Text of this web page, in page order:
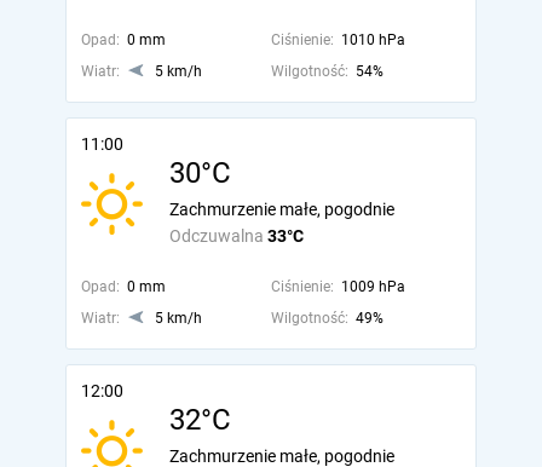
Opad: 0 mm Ciśnienie: 1010 hPa
Wiatr:
5 km/h Wilgotność: 54%
11:00
30°C
Odczuwalna 33°C
Zachmurzenie małe, pogodnie
Opad: 0 mm Ciśnienie: 1009 hPa
Wiatr:
5 km/h Wilgotność: 49%
12:00
32°C
Zachmurzenie małe, pogodnie